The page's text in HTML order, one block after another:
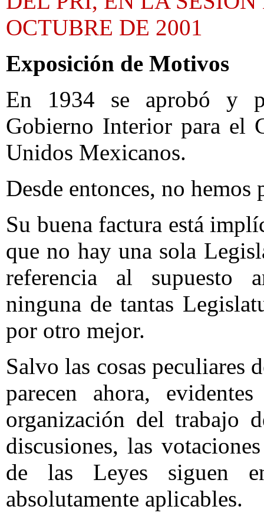
OCTUBRE DE 2001
Exposición de Motivos
En 1934 se aprobó y
Gobierno Interior para el
Unidos Mexicanos.
Desde entonces, no hemos
Su buena factura está
que no hay una sola
referencia al supuesto
ninguna de tantas
por otro mejor.
Salvo las cosas peculiares
parecen ahora,
organización del trabajo
discusiones, las
de las Leyes siguen
absolutamente aplicables.